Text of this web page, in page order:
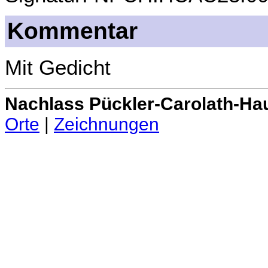
Kommentar
Mit Gedicht
Nachlass Pückler-Carolath-
Orte | Zeichnungen